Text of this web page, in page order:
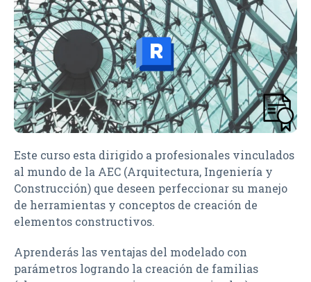
Este curso esta dirigido a profesionales vinculados
al mundo de la AEC (Arquitectura, Ingeniería y
Construcción) que deseen perfeccionar su manejo
de herramientas y conceptos de creación de
elementos constructivos.
Aprenderás las ventajas del modelado con
parámetros logrando la creación de familias